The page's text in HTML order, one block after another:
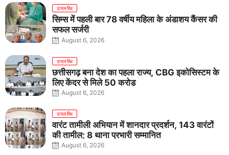
उपलब्धि
सिम्स में पहली बार 78 वर्षीय महिला के अंडाशय कैंसर की
सफल सर्जरी
August 6, 2026
उपलब्धि
छत्तीसगढ़ बना देश का पहला राज्य, CBG इकोसिस्टम के
लिए केंद्र से मिले 50 करोड़
August 6, 2026
उपलब्धि
वारंट तामीली अभियान में शानदार प्रदर्शन, 143 वारंटों
की तामील; 8 थाना प्रभारी सम्मानित
August 6, 2026